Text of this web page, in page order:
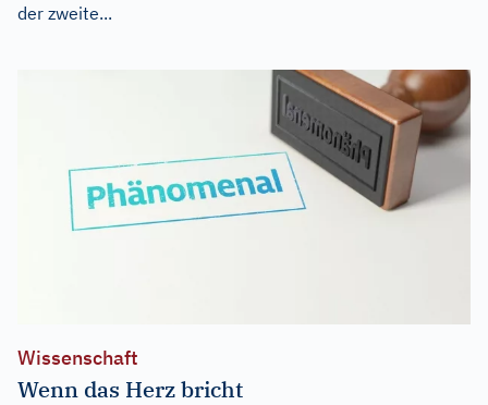
der zweite...
Wissenschaft
Wenn das Herz bricht